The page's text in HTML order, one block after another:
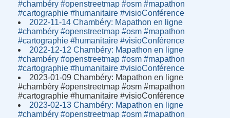
#chambéry #openstreetmap #osm #mapathon
#cartographie #humanitaire #visioConférence
2022-11-14 Chambéry: Mapathon en ligne
#chambéry #openstreetmap #osm #mapathon
#cartographie #humanitaire #visioConférence
2022-12-12 Chambéry: Mapathon en ligne
#chambéry #openstreetmap #osm #mapathon
#cartographie #humanitaire #visioConférence
2023-01-09 Chambéry: Mapathon en ligne
#chambéry #openstreetmap #osm #mapathon
#cartographie #humanitaire #visioConférence
2023-02-13 Chambéry: Mapathon en ligne
#chambéry #openstreetmap #osm #mapathon